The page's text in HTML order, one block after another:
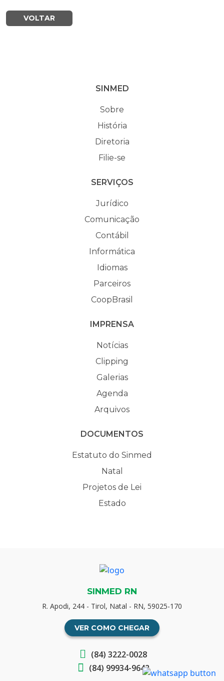
VOLTAR
SINMED
Sobre
História
Diretoria
Filie-se
SERVIÇOS
Jurídico
Comunicação
Contábil
Informática
Idiomas
Parceiros
CoopBrasil
IMPRENSA
Notícias
Clipping
Galerias
Agenda
Arquivos
DOCUMENTOS
Estatuto do Sinmed
Natal
Projetos de Lei
Estado
SINMED RN
R. Apodi, 244 - Tirol, Natal - RN, 59025-170
VER COMO CHEGAR
(84) 3222-0028
(84) 99934-9642